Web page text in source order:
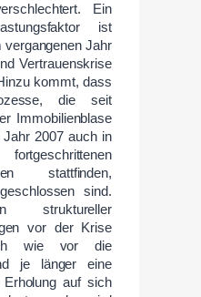
Ein
ist
Jahr
Vertrauenskrise
kommt, dass
die seit
Immobilienblase
2007 auch in
stattfinden,
sind.
struktureller
vor der Krise
wie vor die
je länger eine
Erholung auf sich